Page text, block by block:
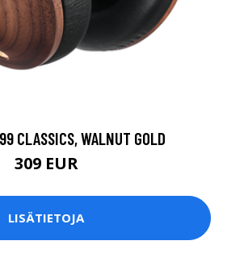
CLASSICS, WALNUT GOLD
309 EUR
LISÄTIETOJA